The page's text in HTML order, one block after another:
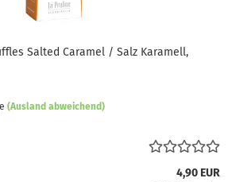
Salted Caramel / Salz Karamell,
(Ausland abweichend)
4,90 EUR